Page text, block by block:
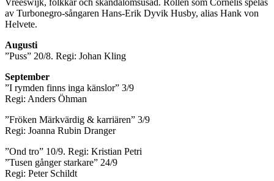
Vreeswijk, folkkär och skandalomsusad. Rollen som Cornelis spelas
av Turbonegro-sångaren Hans-Erik Dyvik Husby, alias Hank von
Helvete.
Augusti
”Puss” 20/8. Regi: Johan Kling
September
”I rymden finns inga känslor” 3/9
Regi: Anders Öhman
”Fröken Märkvärdig & karriären” 3/9
Regi: Joanna Rubin Dranger
”Ond tro” 10/9. Regi: Kristian Petri
”Tusen gånger starkare” 24/9
Regi: Peter Schildt